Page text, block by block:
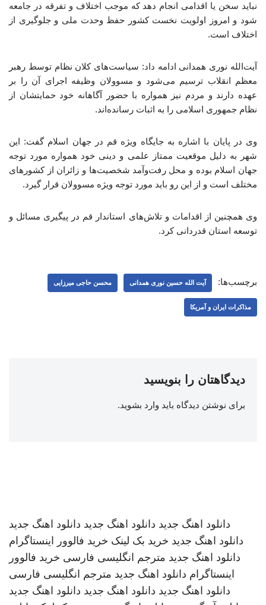
نباید سخن یا اقدامی انجام دهد که موجب اختلاف و تفرقه در جامعه
شود و امروز اولویت نخست کشور حفظ وحدت ملی و جلوگیری از
اختلاف است.
آیت‌الله نوری همدانی ادامه داد: سیاست‌های کلان نظام توسط رهبر
معظم انقلاب ترسیم می‌شود و مسوولان وظیفه اجرای آن را بر
عهده دارند و مردم نیز همواره با حضور آگاهانه خود حمایتشان از
نظام جمهوری اسلامی را به اثبات رسانده‌اند.
وی در پایان با اشاره به جایگاه ویژه قم در جهان اسلام گفت: این
شهر به دلیل موقعیت ممتاز علمی و دینی خود همواره مورد توجه
جهان اسلام بوده و محل رفت‌وآمد شخصیت‌ها و زائران از کشورهای
مختلف است و از این رو باید مورد توجه ویژه مسوولان قرار گیرد.
وی همچنین از اقدامات و تلاش‌های استاندار قم در پیگیری مسائل و
توسعه استان قدردانی کرد.
برچسب‌ها: آیت الله حسین نوری همدانی محسن حاجی میرزایی
مذاکرات ایران و آمریکا
دیدگاهتان را بنویسید
برای نوشتن دیدگاه باید وارد بشوید.
دانلود اهنگ جدید دانلود اهنگ جدید دانلود اهنگ جدید
دانلود اهنگ جدید خرید بک لینک خرید فالوور اینستاگرام
دانلود اهنگ جدید مترجم انگلیسی فارسی خرید فالوور
اینستاگرام دانلود اهنگ جدید مترجم انگلیسی فارسی
دانلود اهنگ جدید دانلود اهنگ جدید دانلود اهنگ جدید